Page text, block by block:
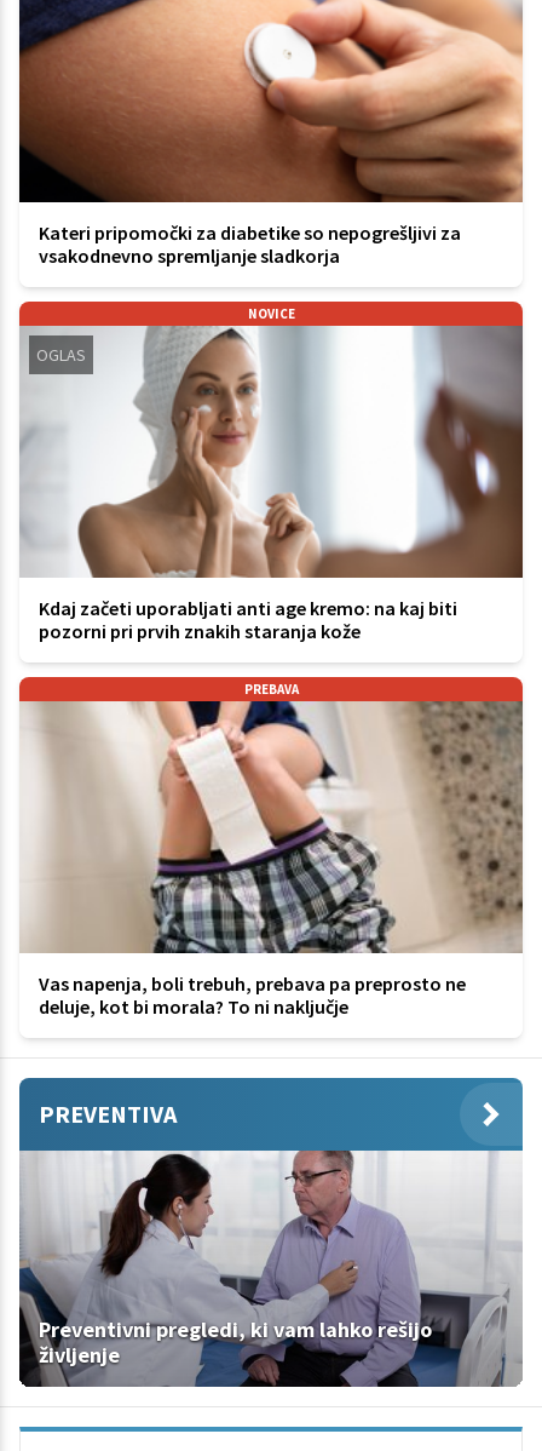
Kateri pripomočki za diabetike so nepogrešljivi za
vsakodnevno spremljanje sladkorja
NOVICE
OGLAS
Kdaj začeti uporabljati anti age kremo: na kaj biti
pozorni pri prvih znakih staranja kože
PREBAVA
Vas napenja, boli trebuh, prebava pa preprosto ne
deluje, kot bi morala? To ni naključje
PREVENTIVA
Preventivni pregledi, ki vam lahko rešijo
življenje